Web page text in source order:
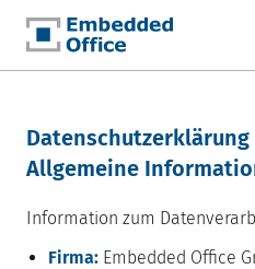
Embedded Office
Datenschutzerklärung
Allgemeine
Information zum
Firma: Embedded Office